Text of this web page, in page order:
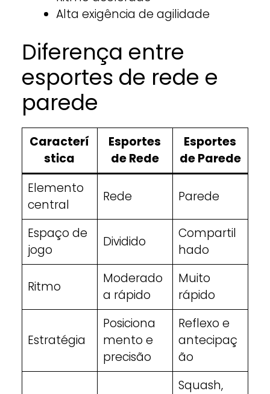
Alta exigência de agilidade
Diferença entre
esportes de rede e
parede
Caracterí
stica
Esportes
de Rede
Esportes
de Parede
Elemento
central
Rede Parede
Espaço de
jogo
Dividido
Compartil
hado
Ritmo
Moderado
a rápido
Muito
rápido
Estratégia
Posiciona
mento e
precisão
Reflexo e
antecipaç
ão
Squash,